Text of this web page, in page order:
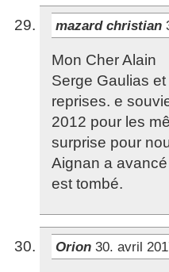
mazard christian
Mon Cher Alain
Serge Gaulias
reprises. e
2012 pour les
surprise pour
Aignan a
est tombé.
Orion 30. avril